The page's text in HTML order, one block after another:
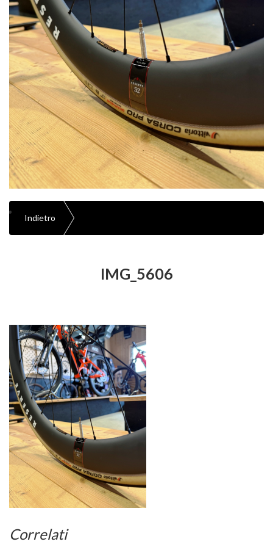
Indietro
IMG_5606
Correlati